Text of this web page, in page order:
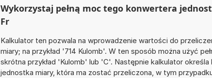
Wykorzystaj pełną moc tego konwertera
Fr
Kalkulator ten pozwala na wprowadzenie wartości do
miary; na przykład '714 Kulomb'. W ten sposób można użyć
skrótna przykład 'Kulomb' lub 'C'. Następnie kalkulator
jednostka miary, która ma zostać przeliczona, w tym